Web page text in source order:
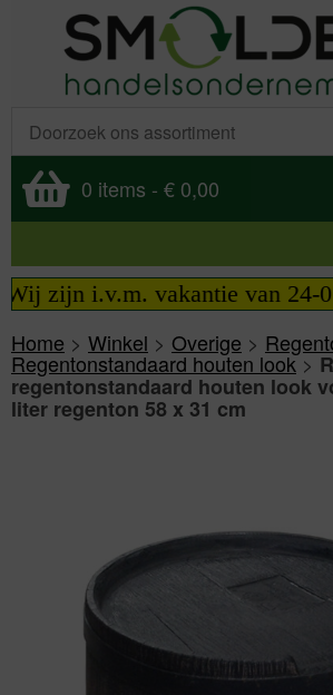
0 items - € 0,00
i.v.m. vakantie van 24-07-
Home > Winkel > Overige >
Regentonstandaard houten look>
regentonstandaard houten look
liter regenton 58 x 31 cm